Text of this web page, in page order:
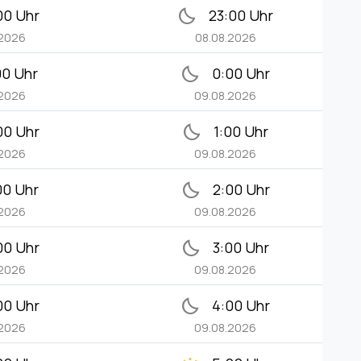
Uhr bedtime 23:00 Uhr
08.08.2026
Uhr bedtime 0:00 Uhr
09.08.2026
Uhr bedtime 1:00 Uhr
09.08.2026
Uhr bedtime 2:00 Uhr
09.08.2026
Uhr bedtime 3:00 Uhr
09.08.2026
Uhr bedtime 4:00 Uhr
09.08.2026